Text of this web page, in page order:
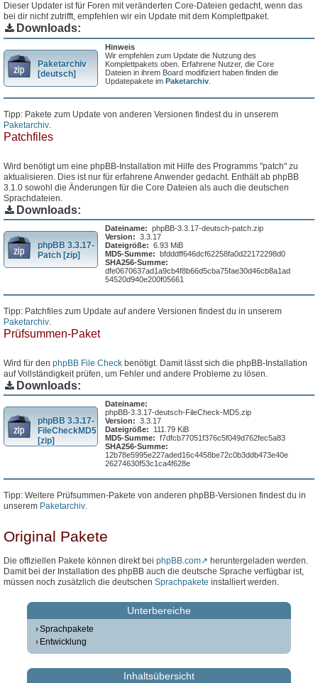
Dieser Updater ist für Foren mit veränderten Core-Dateien gedacht, wenn das
bei dir nicht zutrifft, empfehlen wir ein Update mit dem Komplettpaket.
Downloads:
Paketarchiv
[deutsch]
Hinweis
Wir empfehlen zum Update die Nutzung des
Komplettpakets oben. Erfahrene Nutzer, die Core
Dateien in ihrem Board modifiziert haben finden die
Updatepakete imPaketarchiv
Tipp: Pakete zum Update von anderen Versionen findest du in unserem
Paketarchiv
Patchfiles
Wird benötigt um eine phpBB-Installation mit Hilfe des Programms "patch" zu
aktualisieren. Dies ist nur für erfahrene Anwender gedacht. Enthält ab phpBB
3.1.0 sowohl die Änderungen für die Core Dateien als auch die deutschen
Sprachdateien.
Downloads:
phpBB 3.3.17-
Patch [zip]
Dateiname: phpBB-3.3.17-deutsch-patch.zip
Version: 3.3.17
Dateigröße: 6.93 MiB
MD5-Summe: bfdddff646dcf62258fa0d22172298d0
SHA256-Summe:
dfe0670637ad1a9cb4f8b66d5cba75fae30d46cb8a1ad
54520d940e200f05661
Tipp: Patchfiles zum Update auf andere Versionen findest du in unserem
Paketarchiv
Prüfsummen-Paket
Wird für den phpBB File Check benötigt. Damit lässt sich die phpBB-Installation
auf Vollständigkeit prüfen, um Fehler und andere Probleme zu lösen.
Downloads:
phpBB 3.3.17-
FileCheckMD5
[zip]
Dateiname:
phpBB-3.3.17-deutsch-FileCheck-MD5.zip
Version: 3.3.17
Dateigröße:
111.79 KiB
MD5-Summe: f7dfcb77051f376c5f049d762fec5a83
SHA256-Summe:
12b78e5995e227aded16c4458be72c0b3ddb473e40e
26274630f53c1ca4f628e
Tipp: Weitere Prüfsummen-Pakete von anderen phpBB-Versionen findest du in
unserem Paketarchiv.
Original Pakete
Die offiziellen Pakete können direkt bei phpBB.com
heruntergeladen werden.
Damit bei der Installation des phpBB auch die deutsche Sprache verfügbar ist,
müssen noch zusätzlich die deutschen Sprachpakete installiert werden.
Unterbereiche
Sprachpakete
Entwicklung
Inhaltsübersicht